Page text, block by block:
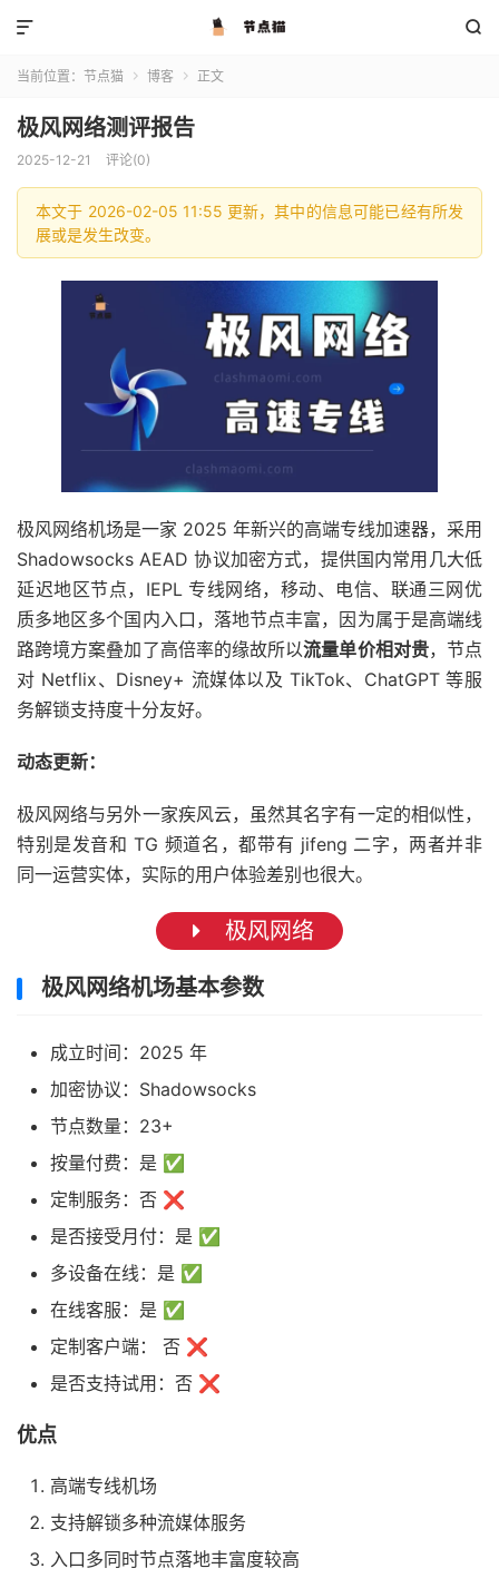


当前位置： 节点猫  博客  正文
极风网络测评报告
2025-12-21 评论(0)
本文于 2026-02-05 11:55 更新，其中的信息可能已经有所发
展或是发生改变。
极风网络机场是一家 2025 年新兴的高端专线加速器，采用
Shadowsocks AEAD 协议加密方式，提供国内常用几大低
延迟地区节点，IEPL 专线网络，移动、电信、联通三网优
质多地区多个国内入口，落地节点丰富，因为属于是高端线
路跨境方案叠加了高倍率的缘故所以流量单价相对贵，节点
对 Netflix、Disney+ 流媒体以及 TikTok、ChatGPT 等服
务解锁支持度十分友好。
动态更新：
极风网络与另外一家疾风云，虽然其名字有一定的相似性，
特别是发音和 TG 频道名，都带有 jifeng 二字，两者并非
同一运营实体，实际的用户体验差别也很大。
极风网络
极风网络机场基本参数
成立时间：2025 年
加密协议：Shadowsocks
节点数量：23+
按量付费：是 ✅
定制服务：否 ❌
是否接受月付：是 ✅
多设备在线：是 ✅
在线客服：是 ✅
定制客户端： 否 ❌
是否支持试用：否 ❌
优点
高端专线机场
支持解锁多种流媒体服务
入口多同时节点落地丰富度较高